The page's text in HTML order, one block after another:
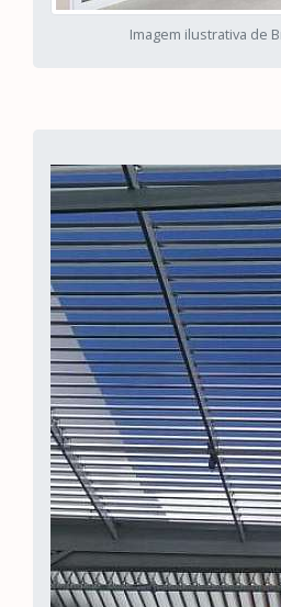
Imagem ilustrativa de